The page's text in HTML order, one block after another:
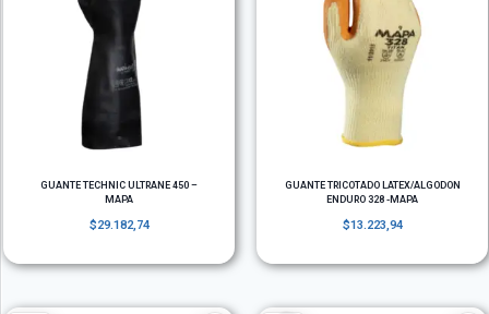
GUANTE TECHNIC ULTRANE 450 –
MAPA
$29.182,74
GUANTE TRICOTADO LATEX/ALGODON
ENDURO 328 -MAPA
$13.223,94